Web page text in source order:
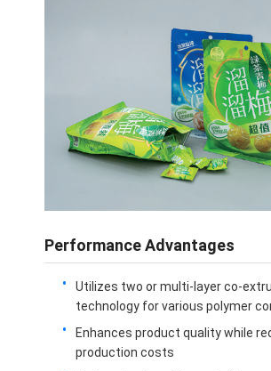
Performance Advantages
Utilizes two or multi-layer co-
technology for various polymer
Enhances product quality while
production costs